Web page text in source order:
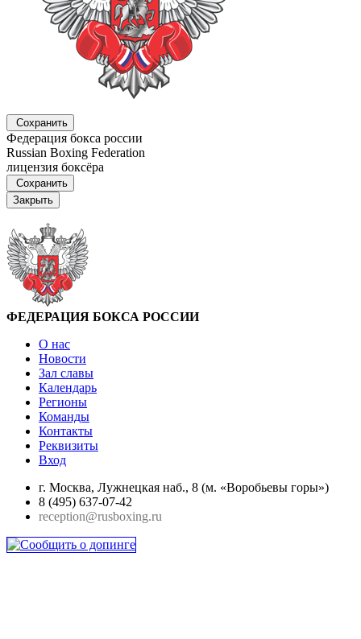
Сохранить
Федерация бокса россии
Russian Boxing Federation
лицензия боксёра
Сохранить
Закрыть
ФЕДЕРАЦИЯ БОКСА РОССИИ
О нас
Новости
Зал славы
Календарь
Регионы
Команды
Контакты
Реквизиты
Вход
г. Москва, Лужнецкая наб., 8 (м. «Воробьевы горы»)
8 (495) 637-07-42
reception@rusboxing.ru